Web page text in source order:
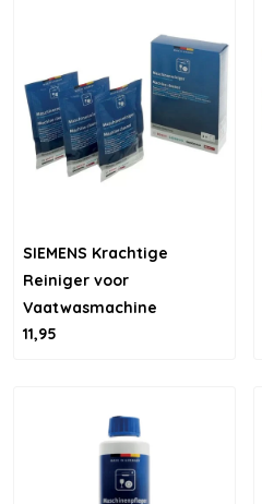
SIEMENS Krachtige
Reiniger voor
Vaatwasmachine
11,95